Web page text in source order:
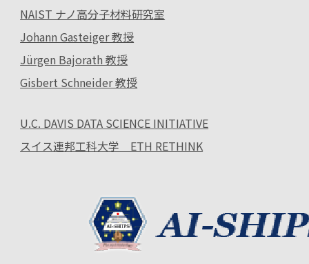
NAIST ナノ高分子材料研究室
Johann Gasteiger 教授
Jürgen Bajorath 教授
Gisbert Schneider 教授
U.C. DAVIS DATA SCIENCE INITIATIVE
スイス連邦工科大学 ETH RETHINK